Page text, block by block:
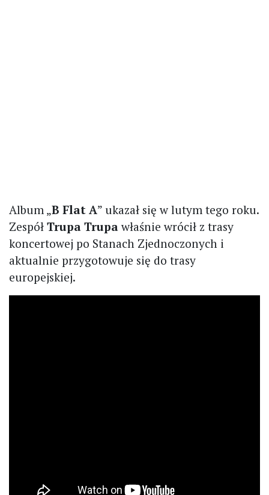
Album „B Flat A” ukazał się w lutym tego roku.
Zespół Trupa Trupawłaśnie wrócił z trasy
koncertowej po Stanach Zjednoczonych i
aktualnie przygotowuje się do trasy
europejskiej.